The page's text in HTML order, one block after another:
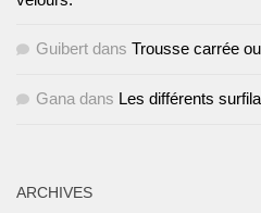
Guibert dans Trousse carrée
Gana dans Les différents
ARCHIVES